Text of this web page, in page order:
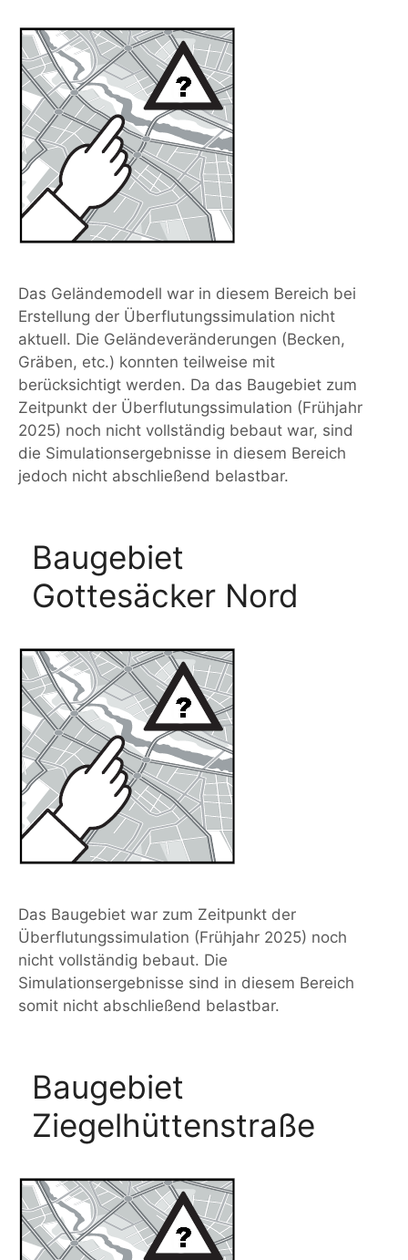
Das Geländemodell war in diesem Bereich bei
Erstellung der Überflutungssimulation nicht
aktuell. Die Geländeveränderungen (Becken,
Gräben, etc.) konnten teilweise mit
berücksichtigt werden. Da das Baugebiet zum
Zeitpunkt der Überflutungssimulation (Frühjahr
2025) noch nicht vollständig bebaut war, sind
die Simulationsergebnisse in diesem Bereich
jedoch nicht abschließend belastbar.
Baugebiet
Gottesäcker Nord
Das Baugebiet war zum Zeitpunkt der
Überflutungssimulation (Frühjahr 2025) noch
nicht vollständig bebaut. Die
Simulationsergebnisse sind in diesem Bereich
somit nicht abschließend belastbar.
Baugebiet
Ziegelhüttenstraße